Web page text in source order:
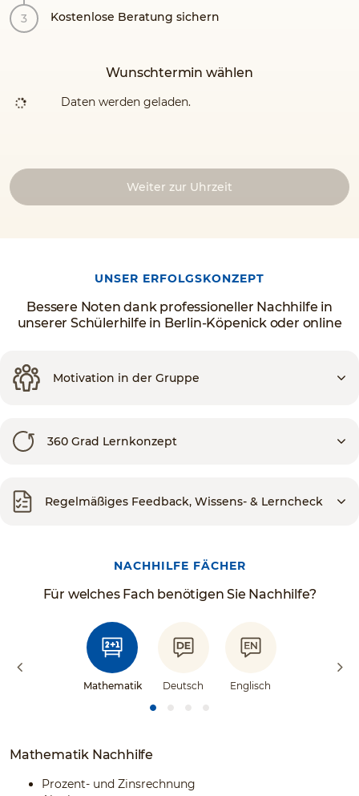
Kostenlose Beratung sichern
Wunschtermin wählen
Daten werden geladen.
Weiter zur Uhrzeit
UNSER ERFOLGSKONZEPT
Bessere Noten dank professioneller Nachhilfe in
unserer Schülerhilfe in Berlin-Köpenick oder online
Motivation in der Gruppe
360 Grad Lernkonzept
Regelmäßiges Feedback, Wissens- & Lerncheck
NACHHILFE FÄCHER
Für welches Fach benötigen Sie Nachhilfe?
Mathematik Deutsch Englisch
Mathematik Nachhilfe
Prozent- und Zinsrechnung